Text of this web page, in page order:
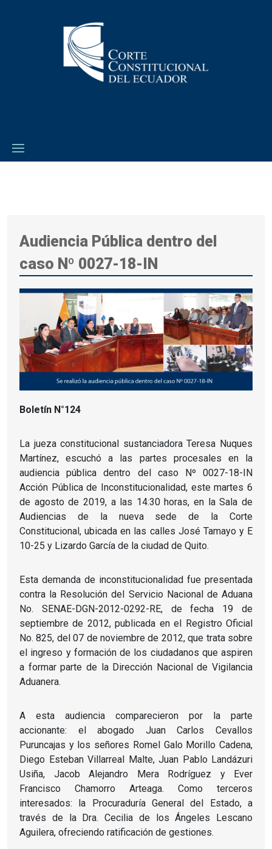
Audiencia Pública dentro del
caso Nº 0027-18-IN
Boletín N°124
La jueza constitucional sustanciadora Teresa Nuques
Martínez, escuchó a las partes procesales en la
audiencia pública dentro del caso Nº 0027-18-IN
Acción Pública de Inconstitucionalidad, este martes 6
de agosto de 2019, a las 14:30 horas, en la Sala de
Audiencias de la nueva sede de la Corte
Constitucional, ubicada en las calles José Tamayo y E
10-25 y Lizardo García de la ciudad de Quito.
Esta demanda de inconstitucionalidad fue presentada
contra la Resolución del Servicio Nacional de Aduana
No. SENAE-DGN-2012-0292-RE, de fecha 19 de
septiembre de 2012, publicada en el Registro Oficial
No. 825, del 07 de noviembre de 2012, que trata sobre
el ingreso y formación de los ciudadanos que aspiren
a formar parte de la Dirección Nacional de Vigilancia
Aduanera.
A esta audiencia comparecieron por la parte
accionante: el abogado Juan Carlos Cevallos
Puruncajas y los señores Romel Galo Morillo Cadena,
Diego Esteban Villarreal Malte, Juan Pablo Landázuri
Usiña, Jacob Alejandro Mera Rodríguez y Ever
Francisco Chamorro Arteaga. Como terceros
interesados: la Procuraduría General del Estado, a
través de la Dra. Cecilia de los Ángeles Lescano
Aguilera, ofreciendo ratificación de gestiones.